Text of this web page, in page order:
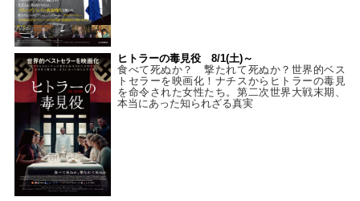
ヒトラーの毒見役 8/1(土)～
食べて死ぬか？ 撃たれて死ぬか？世界的ベス
トセラーを映画化！ナチスからヒトラーの毒見
を命令された女性たち。第二次世界大戦末期、
本当にあった知られざる真実